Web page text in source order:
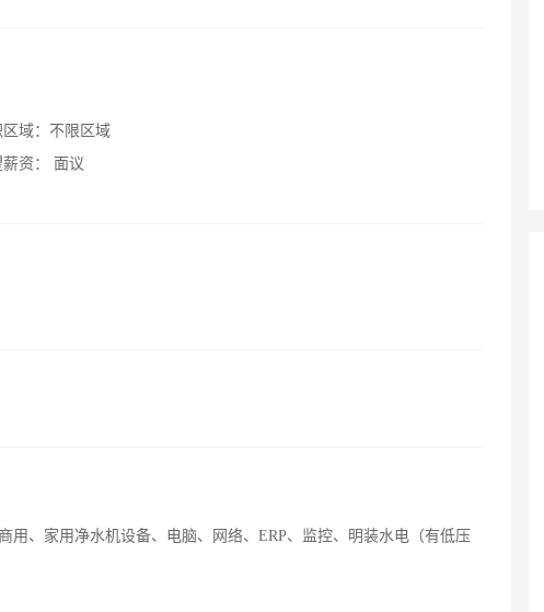
域： 不限区域
资：
面议
、家用净水机设备、电脑、网络、ERP、监控、明装水电（有低压